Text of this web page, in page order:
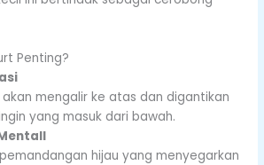
Penting?
mengalir ke atas dan digantikan
yang masuk dari bawah.
hijau yang menyegarkan